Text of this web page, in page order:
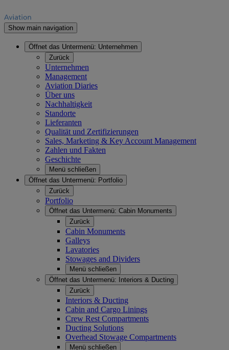
Show main navigation
Öffnet das Untermenü: Unternehmen
Zurück
Unternehmen
Management
Aviation Diaries
Über uns
Nachhaltigkeit
Standorte
Lieferanten
Qualität und Zertifizierungen
Sales, Marketing & Key Account Management
Zahlen und Fakten
Geschichte
Menü schließen
Öffnet das Untermenü: Portfolio
Zurück
Portfolio
Öffnet das Untermenü: Cabin Monuments
Zurück
Cabin Monuments
Galleys
Lavatories
Stowages and Dividers
Menü schließen
Öffnet das Untermenü:
Interiors & Ducting
Zurück
Interiors & Ducting
Cabin and Cargo Linings
Crew Rest Compartments
Ducting Solutions
Overhead Stowage Compartments
Menü schließen